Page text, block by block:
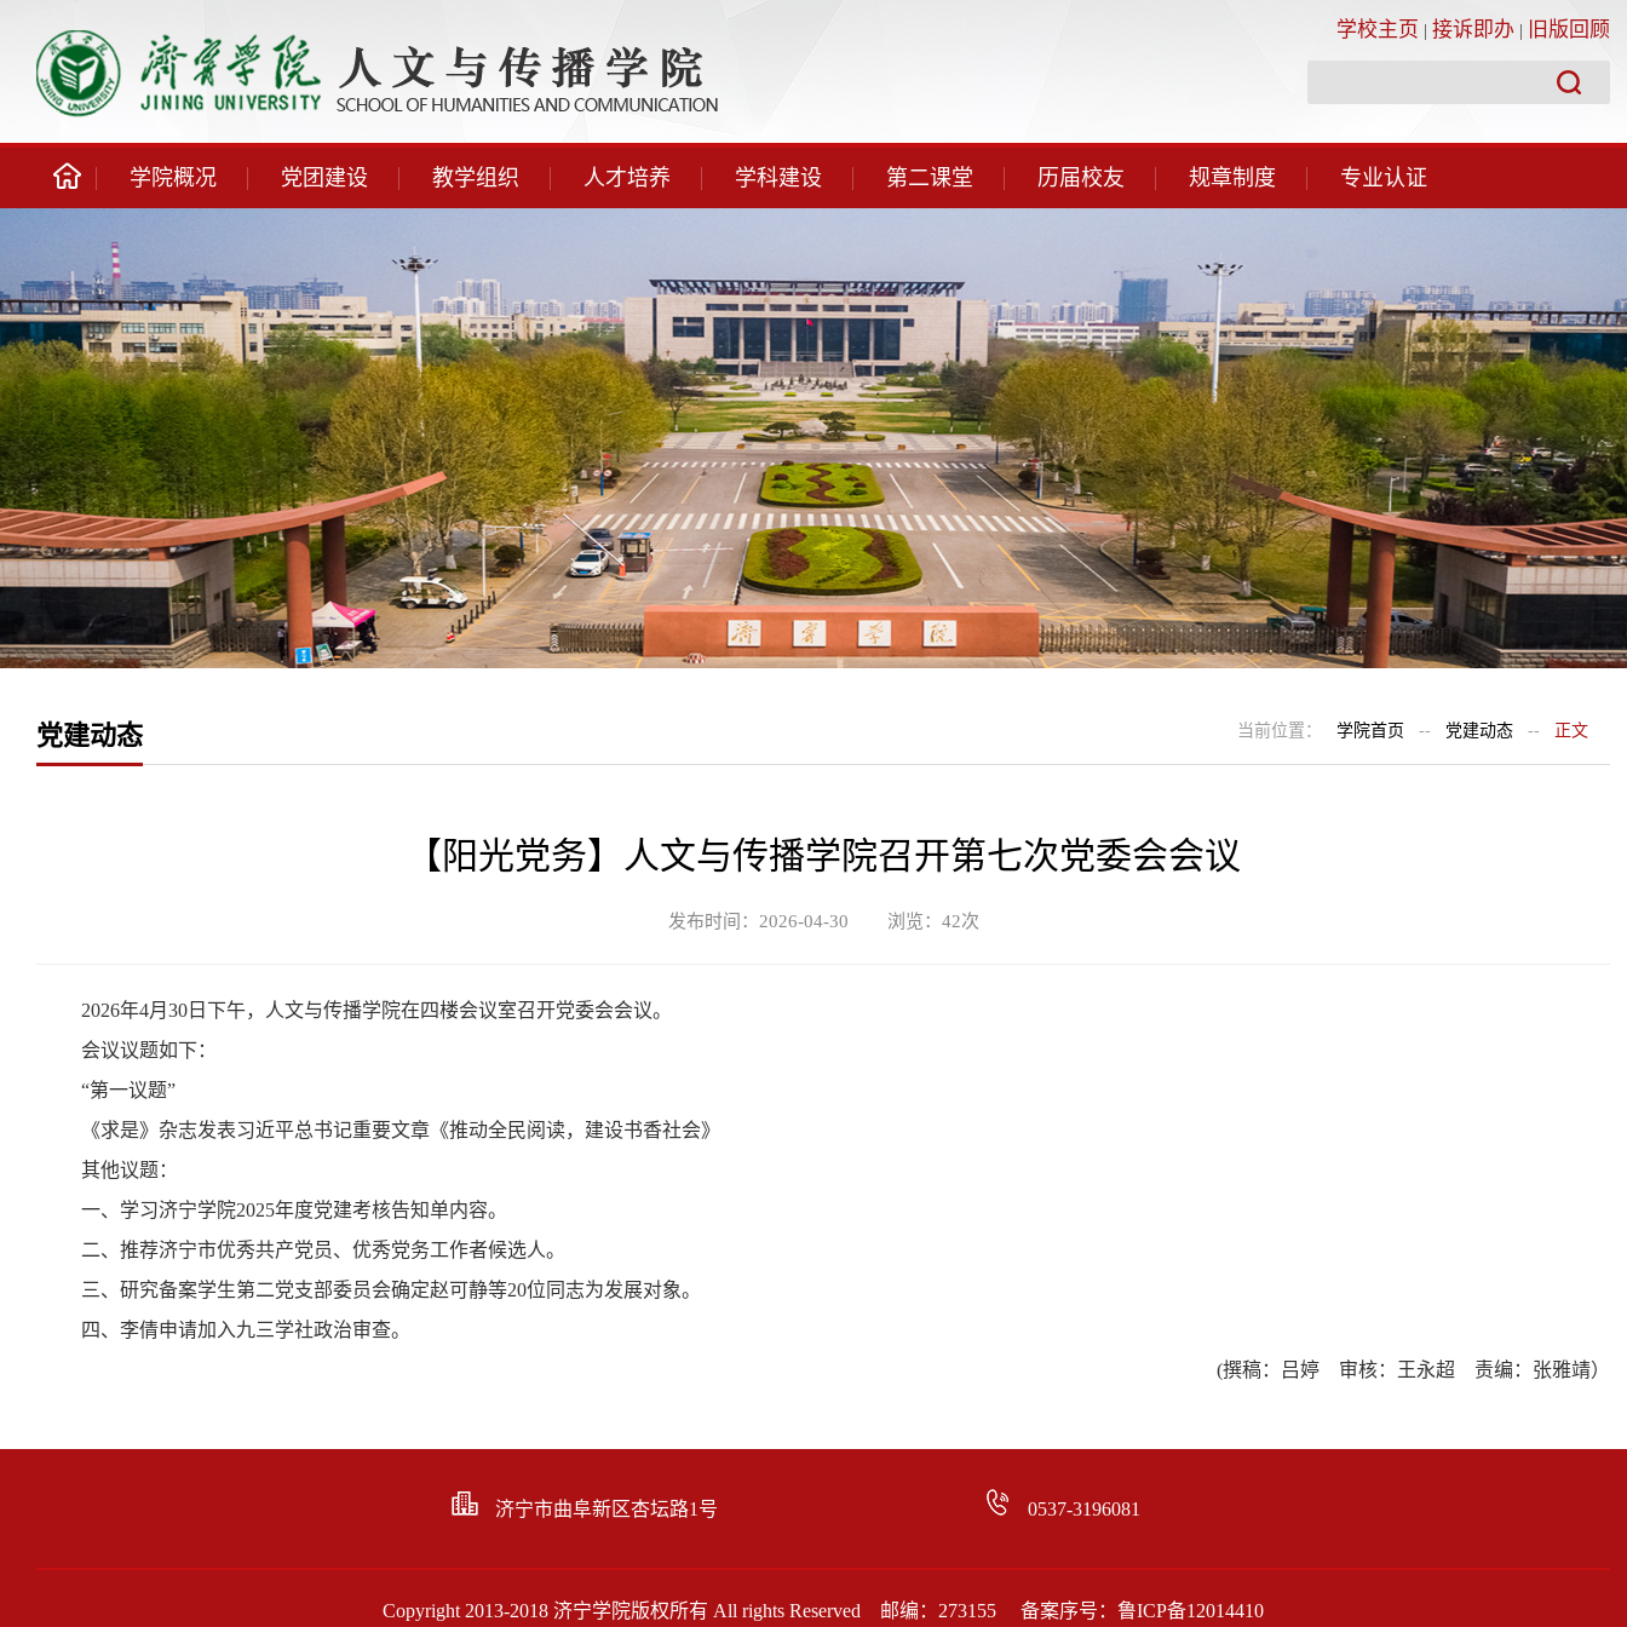
学校主页 接诉即办 旧版回顾
学院概况 党团建设 教学组织 人才培养 学科建设 第二课堂 历届校友 规章制度 专业认证
党建动态 当前位置： 学院首页 -- 党建动态 -- 正文
【阳光党务】人文与传播学院召开第七次党委会会议
发布时间：2026-04-30 浏览： 42次
2026年4月30日下午，人文与传播学院在四楼会议室召开党委会会议。
会议议题如下：
“第一议题”
《求是》杂志发表习近平总书记重要文章《推动全民阅读，建设书香社会》
其他议题：
一、学习济宁学院2025年度党建考核告知单内容。
二、推荐济宁市优秀共产党员、优秀党务工作者候选人。
三、研究备案学生第二党支部委员会确定赵可静等20位同志为发展对象。
四、李倩申请加入九三学社政治审查。
(撰稿：吕婷 审核：王永超 责编：张雅靖）
济宁市曲阜新区杏坛路1号 0537-3196081
Copyright 2013-2018 济宁学院版权所有 All rights Reserved 邮编：273155 备案序号： 鲁ICP备12014410